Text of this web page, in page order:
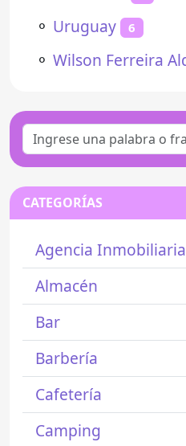
⚬ Uruguay 6
⚬ Wilson Ferreira
CATEGORÍAS
Agencia Inmobiliaria
Almacén
Bar
Barbería
Cafetería
Camping